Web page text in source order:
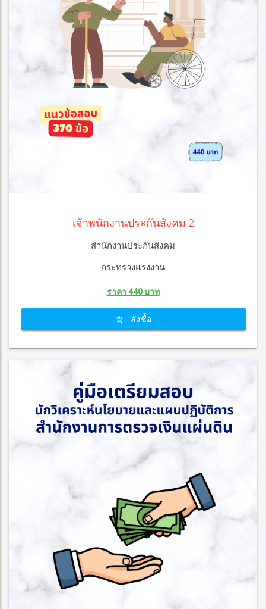
เจ้าพนักงานประกันสังคม 2
สำนักงานประกันสังคม
กระทรวงแรงงาน
ราคา 440 บาท
สั่งซื้อ